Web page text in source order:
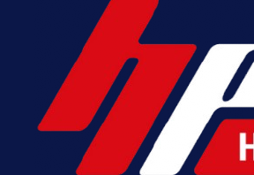
Šta je Barbarez
Njegova objava
zanimljivom
16 h 8 min